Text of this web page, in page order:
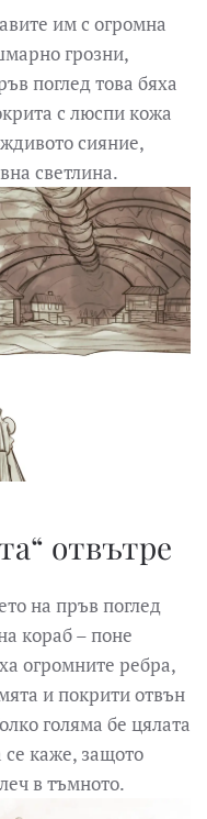
им с огромна
грозни,
поглед това бяха
с люспи кожа
сияние,
светлина.
отвътре
на пръв поглед
кораб – поне
огромните ребра,
и покрити отвън
голяма бе цялата
каже, защото
в тъмното.